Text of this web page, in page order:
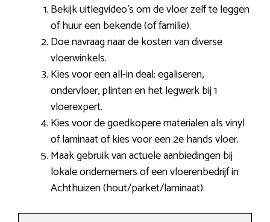
Bekijk uitlegvideo’s om de vloer zelf te leggen
of huur een bekende (of familie).
Doe navraag naar de kosten van diverse
vloerwinkels.
Kies voor een all-in deal: egaliseren,
ondervloer, plinten en het legwerk bij 1
vloerexpert.
Kies voor de goedkopere materialen als vinyl
of laminaat of kies voor een 2e hands vloer.
Maak gebruik van actuele aanbiedingen bij
lokale ondernemers of een vloerenbedrijf in
Achthuizen (hout/parket/laminaat).